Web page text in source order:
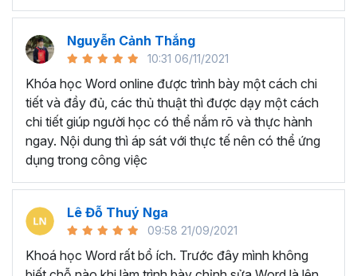
BẠN SẼ HỌC ĐƯỢC GÌ Ở
KHÓA HỌC TUYỆT ĐỈNH
MICROSOFT WORD?
Với thời lượng học tập là7h37 giờ học, khóa học gồm
có 5 chương và 49 bài giảngsẽ trang bị cho người học
tất tần về những công cụ, chức năng xử lý các văn bản
phổ biến trên Microsoft Word.
Chắc chắn dù đã làm việc với Word lâu năm nhưng bạn
vẫn sẽ bất ngờ và ngạc nhiên trước tính năng tuyệt vời
của Word trong khóa học trên. Vậy bạn sẽ học được
những gì ở khóa học này?
Nguyễn Cảnh Thắng
10:31 06/11/2021
Khóa học Word online được trình bày một cách chi
tiết và đầy đủ, các thủ thuật thì được dạy một cách
chi tiết giúp người học có thể nắm rõ và thực hành
ngay. Nội dung thì áp sát với thực tế nên có thể ứng
dụng trong công việc
Lê Đỗ Thuý Nga
09:58 21/09/2021
Khoá học Word rất bổ ích. Trước đây mình không